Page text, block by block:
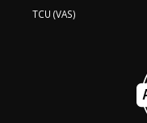
TCU (VAS)